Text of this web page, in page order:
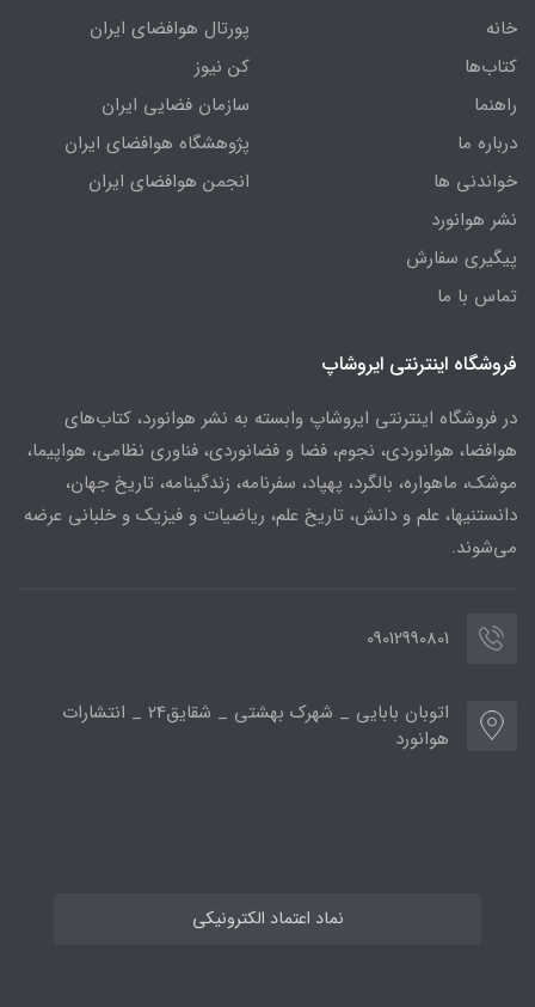
خانه
کتاب‌ها
راهنما
درباره ما
خواندنی ها
نشر هوانورد
پیگیری سفارش
تماس با ما
پورتال هوافضای ایران
کن نیوز
سازمان فضایی ایران
پژوهشگاه هوافضای ایران
انجمن هوافضای ایران
فروشگاه اینترنتی ایروشاپ
در فروشگاه اینترنتی ایروشاپ وابسته به نشر هوانورد، کتاب‌های
هوافضا، هوانوردی، نجوم، فضا و فضانوردی، فناوری نظامی، هواپیما،
موشک، ماهواره، بالگرد، پهپاد، سفرنامه، زندگینامه، تاریخ جهان،
دانستنیها، علم و دانش، تاریخ علم، ریاضیات و فیزیک و خلبانی عرضه
می‌شوند.
09012990801
اتوبان بابایی _ شهرک بهشتی _ شقایق24 _ انتشارات
هوانورد
نماد اعتماد الکترونیکی